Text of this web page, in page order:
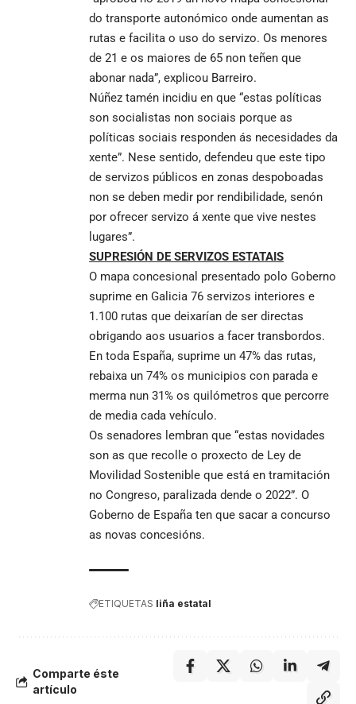
do transporte autonómico onde aumentan as
rutas e facilita o uso do servizo. Os menores
de 21 e os maiores de 65 non teñen que
abonar nada”, explicou Barreiro.
Núñez tamén incidiu en que “estas políticas
son socialistas non sociais porque as
políticas sociais responden ás necesidades da
xente”. Nese sentido, defendeu que este tipo
de servizos públicos en zonas despoboadas
non se deben medir por rendibilidade, senón
por ofrecer servizo á xente que vive nestes
lugares”.
SUPRESIÓN DE SERVIZOS ESTATAIS
O mapa concesional presentado polo Goberno
suprime en Galicia 76 servizos interiores e
1.100 rutas que deixarían de ser directas
obrigando aos usuarios a facer transbordos.
En toda España, suprime un 47% das rutas,
rebaixa un 74% os municipios con parada e
merma nun 31% os quilómetros que percorre
de media cada vehículo.
Os senadores lembran que “estas novidades
son as que recolle o proxecto de Ley de
Movilidad Sostenible que está en tramitación
no Congreso, paralizada dende o 2022”. O
Goberno de España ten que sacar a concurso
as novas concesións.
ETIQUETAS liña estatal
Comparte éste
artículo